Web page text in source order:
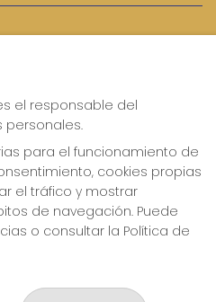
9-AVILES - RECEPTOR
el responsable del
para el funcionamiento de
cookies propias
el tráfico y mostrar
de navegación. Puede
o consultar la Política de